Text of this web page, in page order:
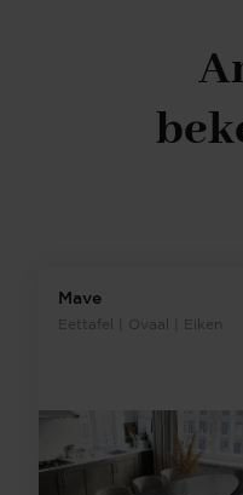
Mave
Eettafel | Ovaal | Eiken